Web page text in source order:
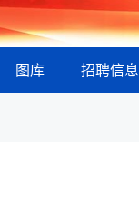
图库 招聘信息